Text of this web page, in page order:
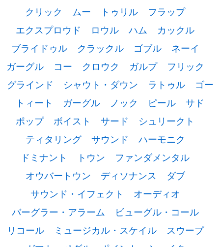
クリック
ムー トゥリル
フラップ
エクスプロウド
ロウル ハム
カックル
ブライドゥル
クラックル ゴブル
ネーイ
ガーグル
コー クロウク ガルプ
フリック
グラインド
シャウト・ダウン ラトゥル
ゴー
トィート
ガーグル ノック ピール
サド
ポップ
ボイスト サード
シュリークト
ティタリング
サウンド
ハーモニク
ドミナント
トウン
ファンダメンタル
オウバートウン
ディソナンス
ダブ
サウンド・イフェクト
オーディオ
バーグラー・アラーム
ビューグル・コール
リコール
ミュージカル・スケイル
スウープ